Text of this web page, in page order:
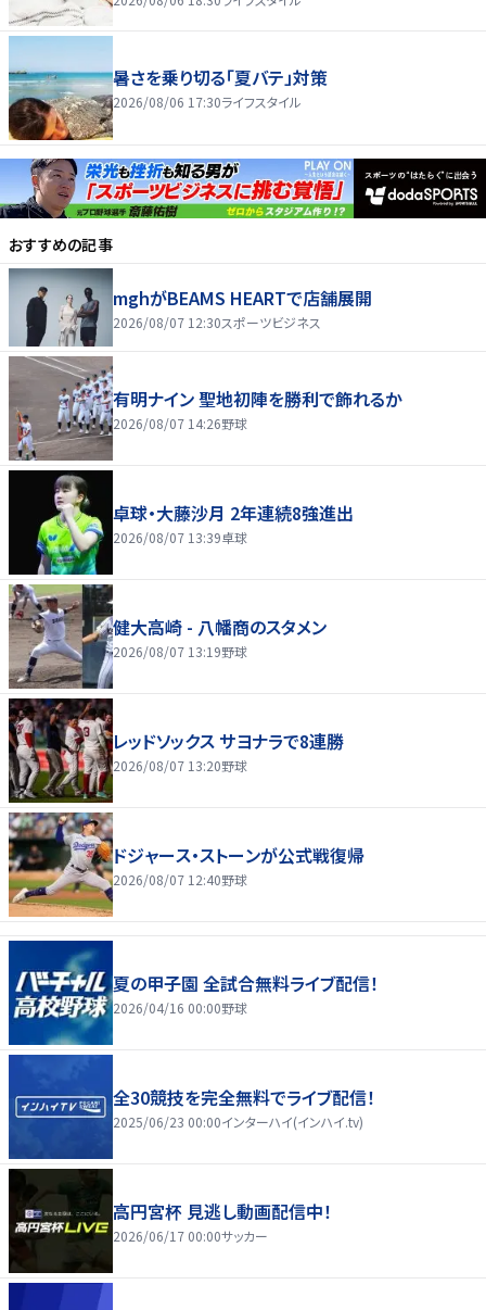
暑さを乗り切る「夏バテ」対策
2026/08/06 17:30ライフスタイル
おすすめの記事
mghがBEAMS HEARTで店舗展開
2026/08/07 12:30スポーツビジネス
有明ナイン 聖地初陣を勝利で飾れるか
2026/08/07 14:26野球
卓球・大藤沙月 2年連続8強進出
2026/08/07 13:39卓球
健大高崎 - 八幡商のスタメン
2026/08/07 13:19野球
レッドソックス サヨナラで8連勝
2026/08/07 13:20野球
ドジャース・ストーンが公式戦復帰
2026/08/07 12:40野球
夏の甲子園 全試合無料ライブ配信！
2026/04/16 00:00野球
全30競技を完全無料でライブ配信！
2025/06/23 00:00インターハイ(インハイ.tv)
高円宮杯 見逃し動画配信中！
2026/06/17 00:00サッカー